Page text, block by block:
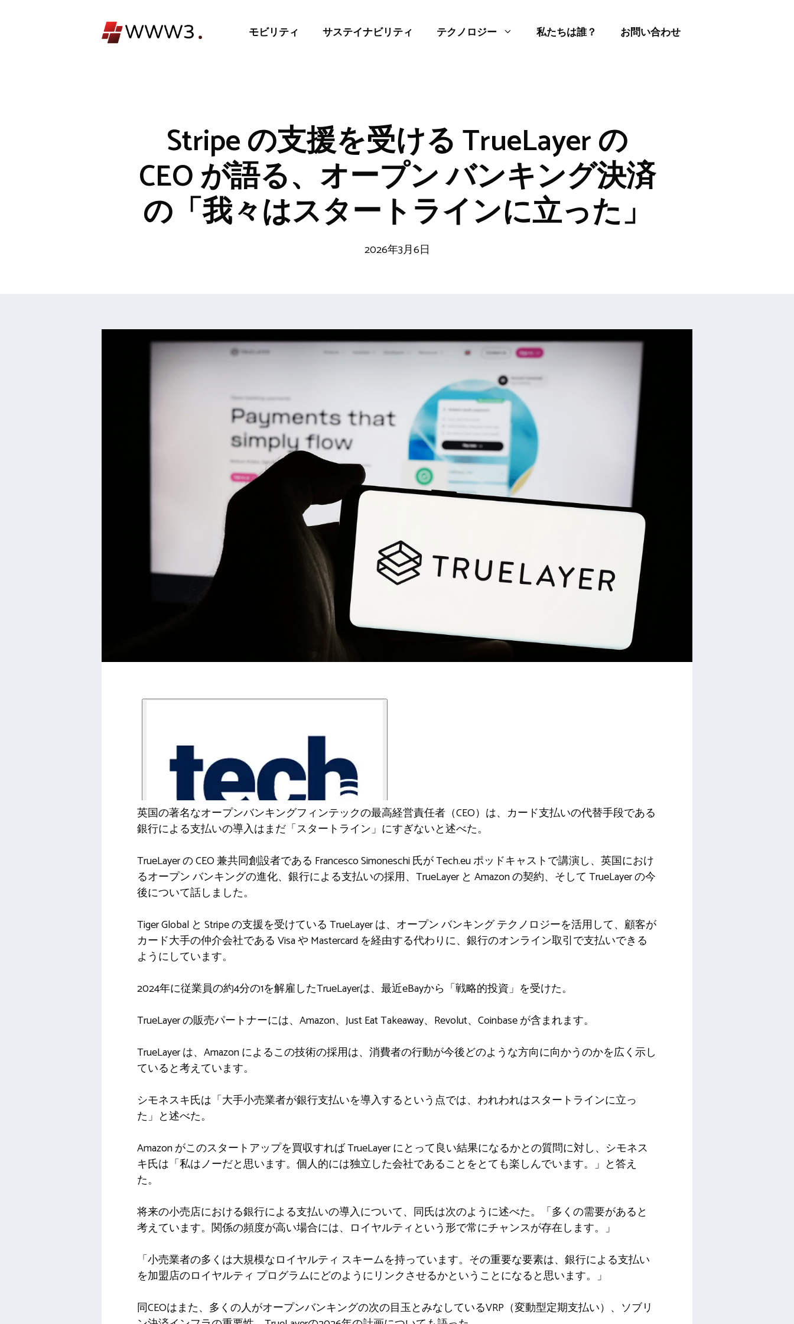
モビリティ サステイナビリティ テクノロジー 私たちは誰？ お問い合わせ
Stripe の支援を受ける TrueLayer の
CEO が語る、オープン バンキング決済
の「我々はスタートラインに立った」
2026年3月6日
英国の著名なオープンバンキングフィンテックの最高経営責任者（CEO）は、カード支払いの代替手段である
銀行による支払いの導入はまだ「スタートライン」にすぎないと述べた。
TrueLayer の CEO 兼共同創設者である Francesco Simoneschi 氏が Tech.eu ポッドキャストで講演し、英国におけ
るオープン バンキングの進化、銀行による支払いの採用、TrueLayer と Amazon の契約、そして TrueLayer の今
後について話しました。
Tiger Global と Stripe の支援を受けている TrueLayer は、オープン バンキング テクノロジーを活用して、顧客が
カード大手の仲介会社である Visa や Mastercard を経由する代わりに、銀行のオンライン取引で支払いできる
ようにしています。
2024年に従業員の約4分の1を解雇したTrueLayerは、最近eBayから「戦略的投資」を受けた。
TrueLayer の販売パートナーには、Amazon、Just Eat Takeaway、Revolut、Coinbase が含まれます。
TrueLayer は、Amazon によるこの技術の採用は、消費者の行動が今後どのような方向に向かうのかを広く示し
ていると考えています。
シモネスキ氏は「大手小売業者が銀行支払いを導入するという点では、われわれはスタートラインに立っ
た」と述べた。
Amazon がこのスタートアップを買収すれば TrueLayer にとって良い結果になるかとの質問に対し、シモネス
キ氏は「私はノーだと思います。個人的には独立した会社であることをとても楽しんでいます。」と答え
た。
将来の小売店における銀行による支払いの導入について、同氏は次のように述べた。「多くの需要があると
考えています。関係の頻度が高い場合には、ロイヤルティという形で常にチャンスが存在します。」
「小売業者の多くは大規模なロイヤルティ スキームを持っています。その重要な要素は、銀行による支払い
を加盟店のロイヤルティ プログラムにどのようにリンクさせるかということになると思います。」
同CEOはまた、多くの人がオープンバンキングの次の目玉とみなしているVRP（変動型定期支払い）、ソブリ